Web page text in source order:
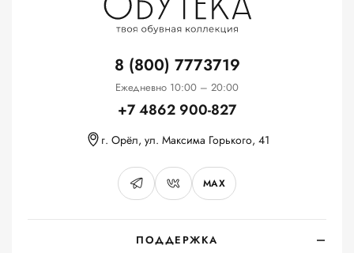
ПОДДЕРЖКА
8 (800) 7773719
Ежедневно 10:00 – 20:00
+7 4862 900-827
г. Орёл, ул. Максима Горького, 41
MAX